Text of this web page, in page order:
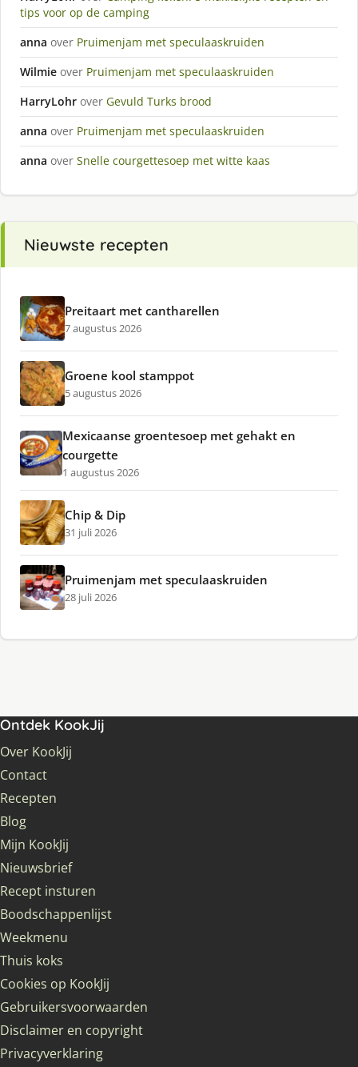
tips voor op de camping
anna over Pruimenjam met speculaaskruiden
Wilmie over Pruimenjam met speculaaskruiden
HarryLohr over Gevuld Turks brood
anna over Pruimenjam met speculaaskruiden
anna over Snelle courgettesoep met witte kaas
Nieuwste recepten
Preitaart met cantharellen
7 augustus 2026
Groene kool stamppot
5 augustus 2026
Mexicaanse groentesoep met gehakt en
courgette
1 augustus 2026
Chip & Dip
31 juli 2026
Pruimenjam met speculaaskruiden
28 juli 2026
Ontdek KookJij
Over KookJij
Contact
Recepten
Blog
Mijn KookJij
Nieuwsbrief
Recept insturen
Boodschappenlijst
Weekmenu
Thuis koks
Cookies op KookJij
Gebruikersvoorwaarden
Disclaimer en copyright
Privacyverklaring